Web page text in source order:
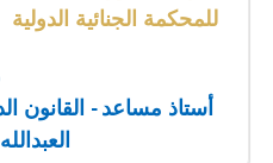
للمحكمة الجنائية الدولية
أستاذ مساعد - القانون